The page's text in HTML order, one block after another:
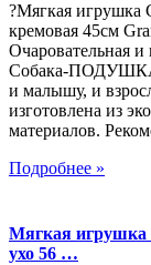
?Мягкая
кремовая 45см
Очаровательная
Собака-ПОДУШКА
и малышу, и
изготовлена из
материалов.
Подробнее »
Мягкая
ухо 56 …